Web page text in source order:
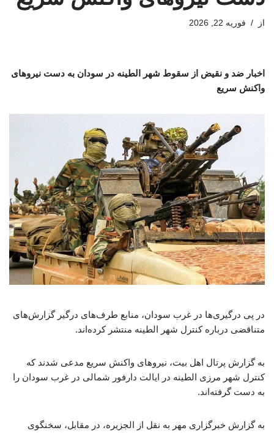
از فوریه 22, 2026
اخبار ضد و نقیض از سقوط شهر الطینه در سودان به دست نیروهای
واکنش سریع
در پی درگیری‌ها در غرب سودان، منابع طرف‌های درگیر گزارش‌های
متناقضی درباره کنترل شهر الطینه منتشر کرده‌اند.
به گزارش پرتال اهل بیت، نیروهای واکنش سریع مدعی شدند که
کنترل شهر مرزی الطینه در ایالت دارفور شمالی در غرب سودان را
به دست گرفته‌اند.
به گزارش خبرگزاری مهر به نقل از الجزیره، در مقابل، سخنگوی